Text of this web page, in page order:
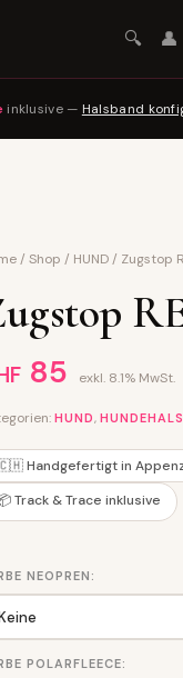
🔍 👤
inklusive — Halsband
/ Shop / HUND / Zugstop
85 exkl. 8.1% MwSt.
HUND,
Handgefertigt in
Track & Trace inklusive
NEOPREN:
POLARFLEECE: